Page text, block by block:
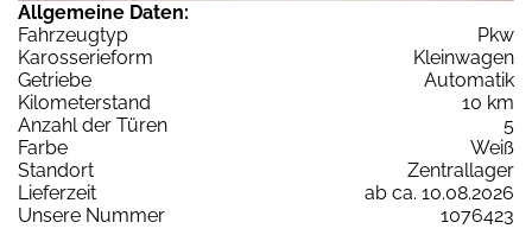
Allgemeine Daten:
Fahrzeugtyp
Pkw
Karosserieform
Kleinwagen
Getriebe
Automatik
Kilometerstand
10 km
Anzahl der Türen
5
Farbe
Weiß
Standort
Zentrallager
Lieferzeit
ab ca. 10.08.2026
Unsere Nummer
1076423